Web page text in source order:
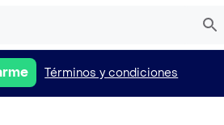
Términos y condiciones